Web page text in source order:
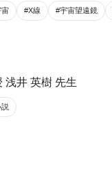
宙 #X線 #宇宙望遠鏡
浅井 英樹 先生